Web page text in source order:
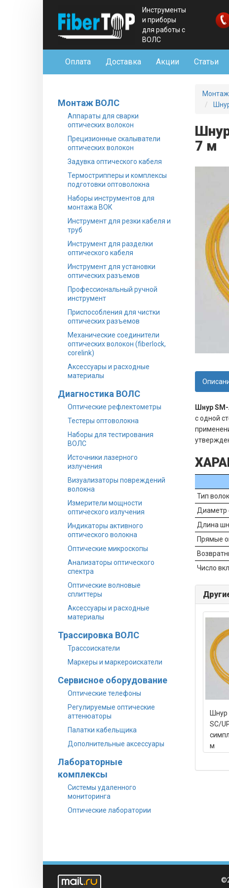
Инструменты
и приборы
для работы с
ВОЛС
Оплата Доставка Акции Статьи
Монтаж ВОЛС
Аппараты для сварки
оптических волокон
Прецизионные скалыватели
оптических волокон
Задувка оптического кабеля
Термострипперы и комплексы
подготовки оптоволокна
Наборы инструментов для
монтажа ВОК
Инструмент для резки кабеля и
труб
Инструмент для разделки
оптического кабеля
Инструмент для установки
оптических разъемов
Профессиональный ручной
инструмент
Приспособления для чистки
оптических разъемов
Механические соединители
оптических волокон (fiberlock,
corelink)
Аксессуары и расходные
материалы
Диагностика ВОЛС
Оптические рефлектометры
Тестеры оптоволокна
Наборы для тестирования
ВОЛС
Источники лазерного
излучения
Визуализаторы повреждений
волокна
Измерители мощности
оптического излучения
Индикаторы активного
оптического волокна
Оптические микроскопы
Анализаторы оптического
спектра
Оптические волновые
сплиттеры
Аксессуары и расходные
материалы
Трассировка ВОЛС
Трассоискатели
Маркеры и маркероискатели
Сервисное оборудование
Оптические телефоны
Регулируемые оптические
аттенюаторы
Палатки кабельщика
Дополнительные аксессуары
Лабораторные
комплексы
Системы удаленного
мониторинга
Оптические лаборатории
7 м
Шнур
c одной
Тип
Диаметр
Длина
Прямые
Число
Шнур
SC/
м